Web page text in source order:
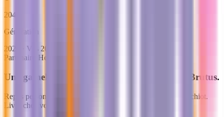
2043
Génération
2024 · V
2025 · A
Partenaire
Hector Kitchen
Une gamelle sur-mesure pour Balto, Bella ou Brutus.
Repas personnalisés selon la race, l'âge et le poids de votre chiot.
Livré chez vous.